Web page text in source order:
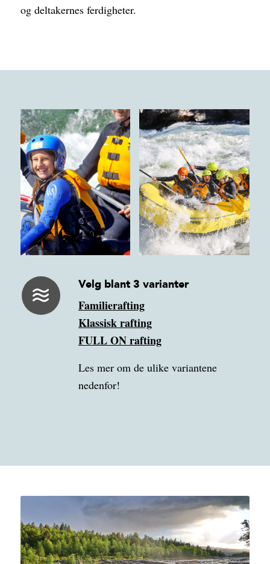
og deltakernes ferdigheter.
Velg blant 3 varianter
Familierafting
Klassisk rafting
FULL ON rafting
Les mer om de ulike variantene
nedenfor!